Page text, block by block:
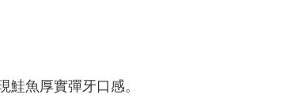
魚厚實彈牙口感。